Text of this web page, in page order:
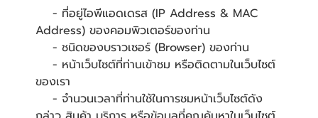
- ที่อยู่ไอพีแอดเดรส (IP Address & MAC
Address) ของคอมพิวเตอร์ของท่าน
- ชนิดของบราวเซอร์ (Browser) ของท่าน
- หน้าเว็บไซต์ที่ท่านเข้าชม หรือติดตามในเว็บไซต์
ของเรา
- จำนวนเวลาที่ท่านใช้ในการชมหน้าเว็บไซต์ดัง